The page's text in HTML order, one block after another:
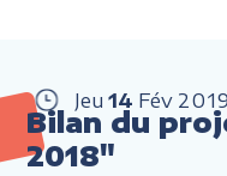
Jeu 14 Fév 2019
Bilan du
2018"